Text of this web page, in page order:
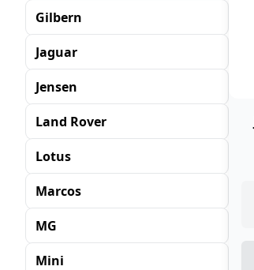
Gilbern
Jaguar
Jensen
Land Rover
Lotus
Marcos
MG
Mini